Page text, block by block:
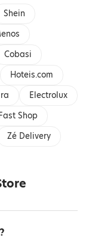
Shein
Cobasi
Hoteis.com
Electrolux
Shop
Zé Delivery